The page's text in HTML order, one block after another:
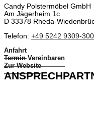
Candy Polstermöbel GmbH
Am Jägerheim 1c
D 33378 Rheda-
Telefon: +49 5242 9309-300
Anfahrt
Termin Vereinbaren
Zur Website